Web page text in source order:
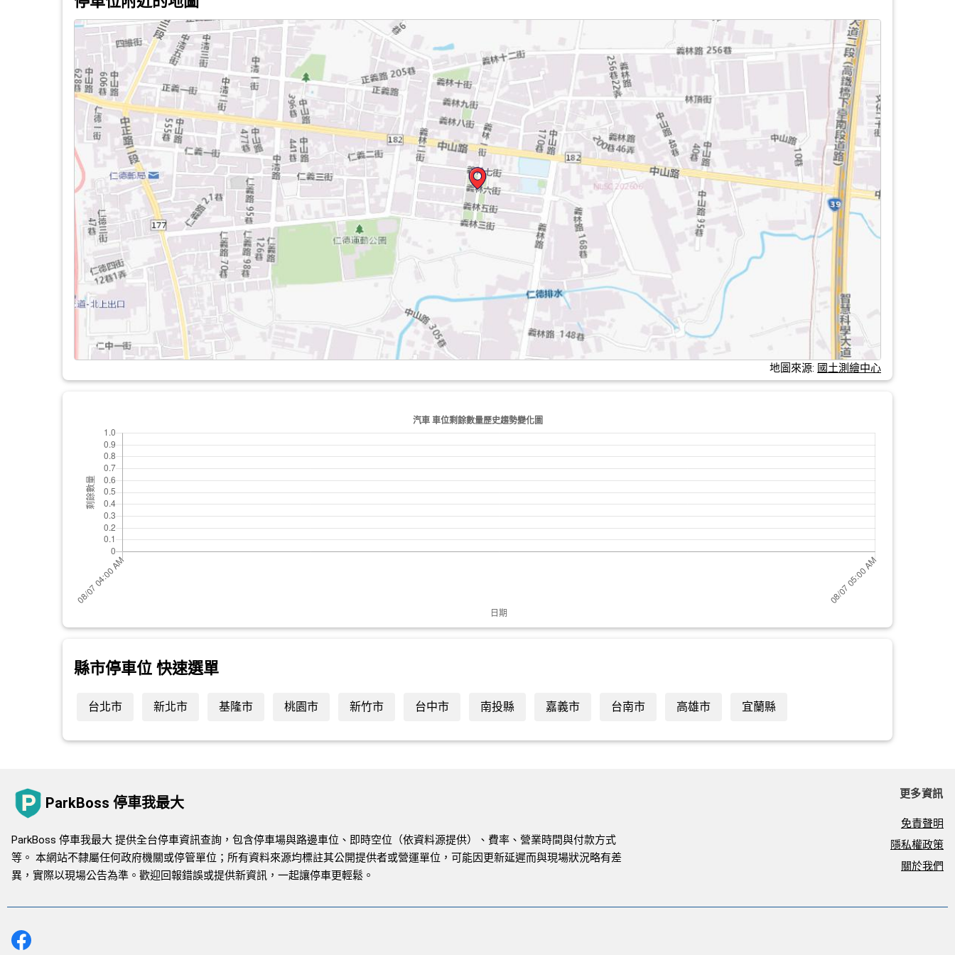
地圖來源: 國土測繪中心
縣市停車位 快速選單
台北市 新北市 基隆市 桃園市 新竹市 台中市 南投縣 嘉義市 台南市 高雄市 宜蘭縣
ParkBoss 停車我最大
ParkBoss 停車我最大 提供全台停車資訊查詢，包含停車場與路邊車位、即時空位（依資料源提供）、費率、營業時間與付款方式
等。 本網站不隸屬任何政府機關或停管單位；所有資料來源均標註其公開提供者或營運單位，可能因更新延遲而與現場狀況略有差
異，實際以現場公告為準。歡迎回報錯誤或提供新資訊，一起讓停車更輕鬆。
更多資訊
免責聲明
隱私權政策
關於我們